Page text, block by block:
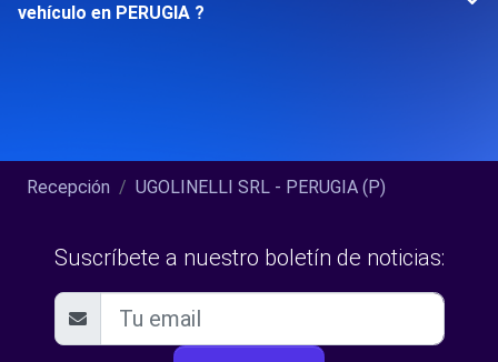
vehículo en PERUGIA ?
Recepción UGOLINELLI SRL - PERUGIA (P)
Suscríbete a nuestro boletín de noticias: